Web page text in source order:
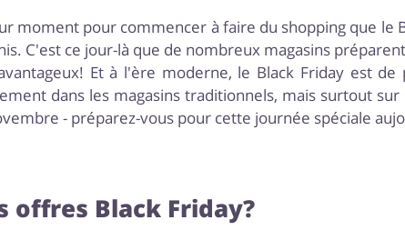
moment pour commencer à faire du shopping que le
C'est ce jour-là que de nombreux magasins
Et à l'ère moderne, le Black Friday est de
dans les magasins traditionnels, mais surtout sur
- préparez-vous pour cette journée spéciale
Black Friday?